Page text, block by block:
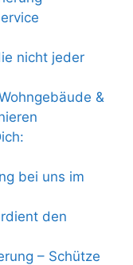
nicht jeder
&
bei uns im
den
– Schütze